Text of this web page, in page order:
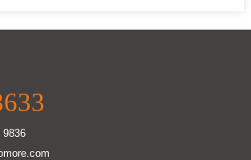
9836